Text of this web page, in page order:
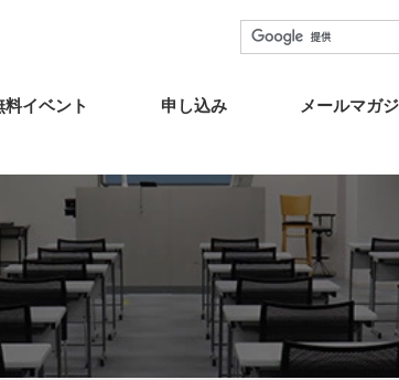
料イベント 申し込み メールマガ